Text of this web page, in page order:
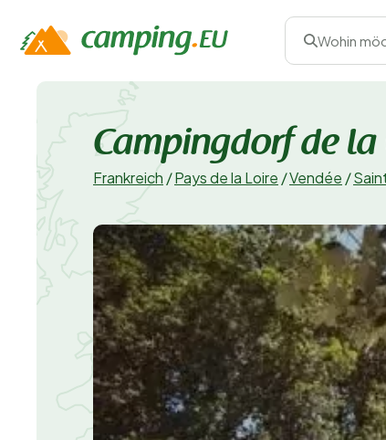
Wohin
Campingdorf de la
Frankreich /Pays de la Loire /Vendée /